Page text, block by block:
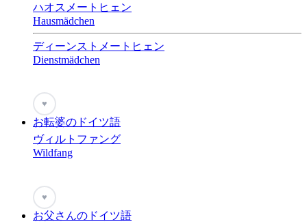
ハオスメートヒェン
Hausmädchen
ディーンストメートヒェン
Dienstmädchen
♥
お転婆のドイツ語
ヴィルトファング
Wildfang
♥
お父さんのドイツ語